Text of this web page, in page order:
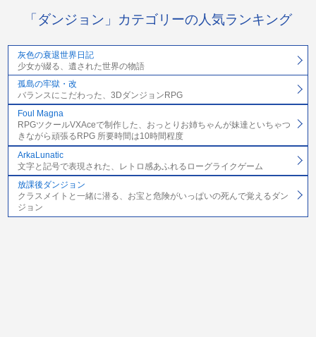
「ダンジョン」カテゴリーの人気ランキング
灰色の衰退世界日記
少女が綴る、遺された世界の物語
孤島の牢獄・改
バランスにこだわった、3DダンジョンRPG
Foul Magna
RPGツクールVXAceで制作した、おっとりお姉ちゃんが妹達といちゃつ
きながら頑張るRPG 所要時間は10時間程度
ArkaLunatic
文字と記号で表現された、レトロ感あふれるローグライクゲーム
放課後ダンジョン
クラスメイトと一緒に潜る、お宝と危険がいっぱいの死んで覚えるダン
ジョン